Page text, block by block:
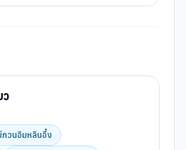
ว
กวนอิมหลินอึ๋ง